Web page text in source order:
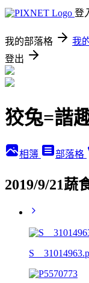
登
我的部落格 我
登出
狡兔=諧
相簿 部落格
2019/9/21蔬